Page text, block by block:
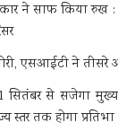
ने साफ किया रुख :
एसआईटी ने तीसरे
से सजेगा
तक होगा प्रतिभा